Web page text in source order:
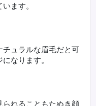
ます。
チュラルな眉毛だと可
なります。
られることもたぬき顔